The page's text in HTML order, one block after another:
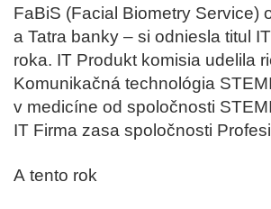
FaBiS (Facial Biometry Service)
a Tatra banky – si odniesla titul
roka. IT Produkt komisia udelila
Komunikačná technológia
v medicíne od spoločnosti
IT Firma zasa spoločnosti
A tento rok